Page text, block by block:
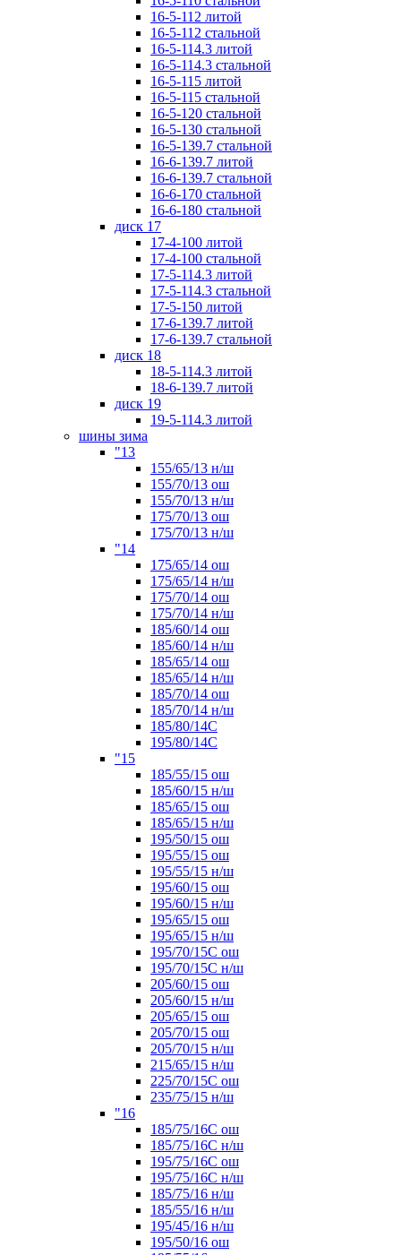
16-5-112 литой
16-5-112 стальной
16-5-114.3 литой
16-5-114.3 стальной
16-5-115 литой
16-5-115 стальной
16-5-120 стальной
16-5-130 стальной
16-5-139.7 стальной
16-6-139.7 литой
16-6-139.7 стальной
16-6-170 стальной
16-6-180 стальной
диск 17
17-4-100 литой
17-4-100 стальной
17-5-114.3 литой
17-5-114.3 стальной
17-5-150 литой
17-6-139.7 литой
17-6-139.7 стальной
диск 18
18-5-114.3 литой
18-6-139.7 литой
диск 19
19-5-114.3 литой
шины зима
"13
155/65/13 н/ш
155/70/13 ош
155/70/13 н/ш
175/70/13 ош
175/70/13 н/ш
"14
175/65/14 ош
175/65/14 н/ш
175/70/14 ош
175/70/14 н/ш
185/60/14 ош
185/60/14 н/ш
185/65/14 ош
185/65/14 н/ш
185/70/14 ош
185/70/14 н/ш
185/80/14С
195/80/14C
"15
185/55/15 ош
185/60/15 н/ш
185/65/15 ош
185/65/15 н/ш
195/50/15 ош
195/55/15 ош
195/55/15 н/ш
195/60/15 ош
195/60/15 н/ш
195/65/15 ош
195/65/15 н/ш
195/70/15С ош
195/70/15С н/ш
205/60/15 ош
205/60/15 н/ш
205/65/15 ош
205/70/15 ош
205/70/15 н/ш
215/65/15 н/ш
225/70/15С ош
235/75/15 н/ш
"16
185/75/16С ош
185/75/16С н/ш
195/75/16С ош
195/75/16С н/ш
185/75/16 н/ш
185/55/16 н/ш
195/45/16 н/ш
195/50/16 ош